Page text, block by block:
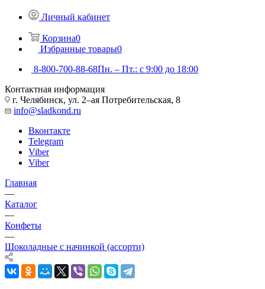
Личный кабинет
Корзина0
Избранные товары0
8-800-700-88-68Пн. – Пт.: с 9:00 до 18:00
Контактная информация
г. Челябинск, ул. 2–ая Потребительская, 8
info@sladkond.ru
Вконтакте
Telegram
Viber
Viber
Главная
—
Каталог
—
Конфеты
—
Шоколадные с начинкой (ассорти)